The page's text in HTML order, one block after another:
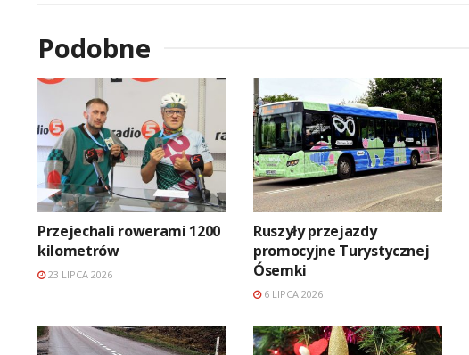
Podobne
Przejechali rowerami 1200
kilometrów
23 LIPCA 2026
Ruszyły przejazdy
promocyjne Turystycznej
Ósemki
6 LIPCA 2026